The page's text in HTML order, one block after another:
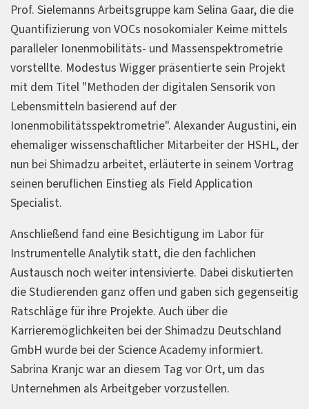
Prof. Sielemanns Arbeitsgruppe kam Selina Gaar, die die
Quantifizierung von VOCs nosokomialer Keime mittels
paralleler Ionenmobilitäts- und Massenspektrometrie
vorstellte. Modestus Wigger präsentierte sein Projekt
mit dem Titel "Methoden der digitalen Sensorik von
Lebensmitteln basierend auf der
Ionenmobilitätsspektrometrie". Alexander Augustini, ein
ehemaliger wissenschaftlicher Mitarbeiter der HSHL, der
nun bei Shimadzu arbeitet, erläuterte in seinem Vortrag
seinen beruflichen Einstieg als Field Application
Specialist.
Anschließend fand eine Besichtigung im Labor für
Instrumentelle Analytik statt, die den fachlichen
Austausch noch weiter intensivierte. Dabei diskutierten
die Studierenden ganz offen und gaben sich gegenseitig
Ratschläge für ihre Projekte. Auch über die
Karrieremöglichkeiten bei der Shimadzu Deutschland
GmbH wurde bei der Science Academy informiert.
Sabrina Kranjc war an diesem Tag vor Ort, um das
Unternehmen als Arbeitgeber vorzustellen.